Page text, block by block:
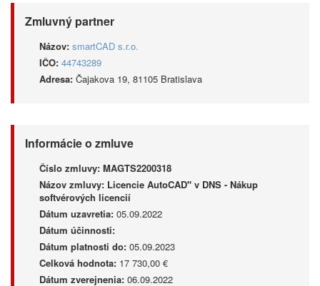
Zmluvný partner
Názov: smartCAD s.r.o.
IČO: 44743289
Adresa: Čajakova 19, 81105 Bratislava
Informácie o zmluve
Číslo zmluvy: MAGTS2200318
Názov zmluvy: Licencie AutoCAD" v DNS - Nákup
softvérových licencií
Dátum uzavretia: 05.09.2022
Dátum účinnosti:
Dátum platnosti do: 05.09.2023
Celková hodnota: 17 730,00 €
Dátum zverejnenia: 06.09.2022